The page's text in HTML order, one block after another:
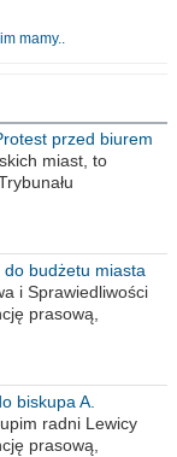
mamy..
przed biurem
miast, to
budżetu miasta
i Sprawiedliwości
prasową,
biskupa A.
radni Lewicy
prasową,